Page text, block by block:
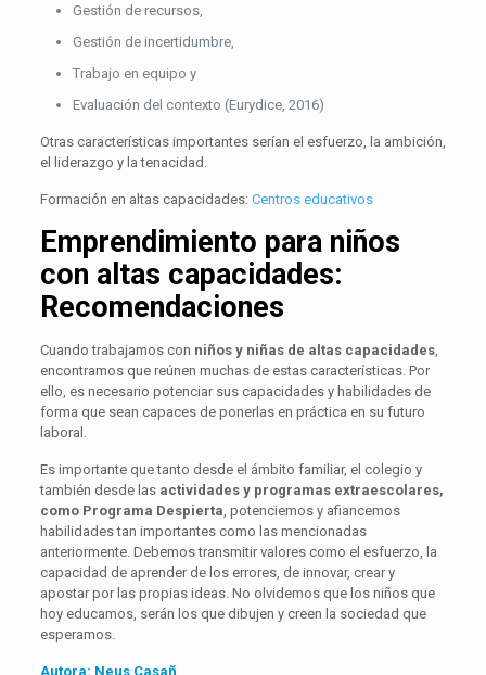
Gestión de recursos,
Gestión de incertidumbre,
Trabajo en equipo y
Evaluación del contexto (Eurydice, 2016)
Otras características importantes serían el esfuerzo, la ambición,
el liderazgo y la tenacidad.
Formación en altas capacidades: Centros educativos
Emprendimiento para niños
con altas capacidades:
Recomendaciones
Cuando trabajamos con niños y niñas de altas capacidades,
encontramos que reúnen muchas de estas características. Por
ello, es necesario potenciar sus capacidades y habilidades de
forma que sean capaces de ponerlas en práctica en su futuro
laboral.
Es importante que tanto desde el ámbito familiar, el colegio y
también desde las actividades y programas extraescolares,
como Programa Despierta, potenciemos y afiancemos
habilidades tan importantes como las mencionadas
anteriormente. Debemos transmitir valores como el esfuerzo, la
capacidad de aprender de los errores, de innovar, crear y
apostar por las propias ideas. No olvidemos que los niños que
hoy educamos, serán los que dibujen y creen la sociedad que
esperamos.
Autora: Neus Casañ